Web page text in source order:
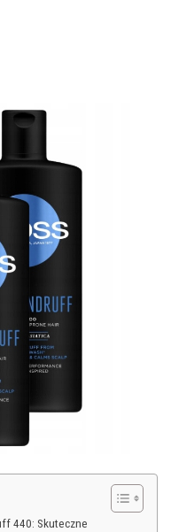
440: Skuteczne